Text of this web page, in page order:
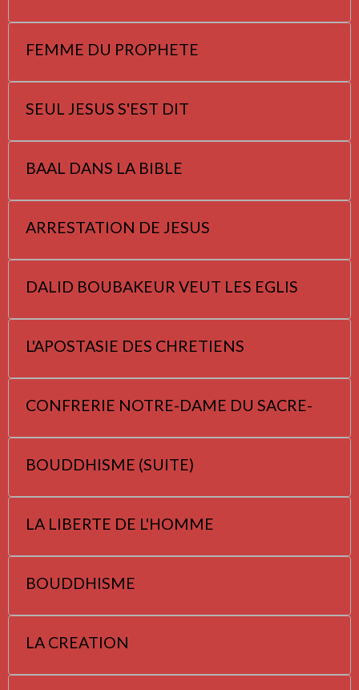
FEMME DU PROPHETE
SEUL JESUS S'EST DIT
BAAL DANS LA BIBLE
ARRESTATION DE JESUS
DALID BOUBAKEUR VEUT LES EGLIS
L'APOSTASIE DES CHRETIENS
CONFRERIE NOTRE-DAME DU SACRE-
BOUDDHISME (SUITE)
LA LIBERTE DE L'HOMME
BOUDDHISME
LA CREATION